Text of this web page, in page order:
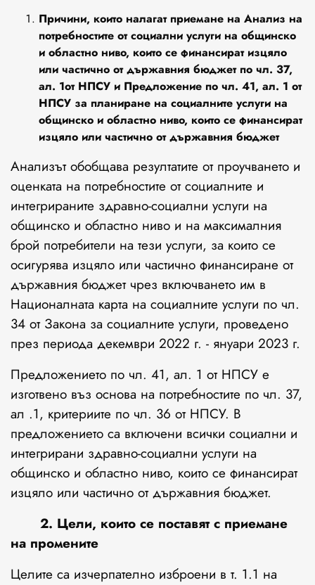
Причини, които налагат приемане на Анализ на
потребностите от социални услуги на общинско
и областно ниво, които се финансират изцяло
или частично от държавния бюджет по чл. 37,
ал. 1от НПСУ и Предложение по чл. 41, ал. 1 от
НПСУ за планиране на социалните услуги на
общинско и областно ниво, които се финансират
изцяло или частично от държавния бюджет
Анализът обобщава резултатите от проучването и
оценката на потребностите от социалните и
интегрираните здравно-социални услуги на
общинско и областно ниво и на максималния
брой потребители на тези услуги, за които се
осигурява изцяло или частично финансиране от
държавния бюджет чрез включването им в
Националната карта на социалните услуги по чл.
34 от Закона за социалните услуги, проведено
през периода декември 2022 г. - януари 2023 г.
Предложението по чл. 41, ал. 1 от НПСУ е
изготвено въз основа на потребностите по чл. 37,
ал .1, критериите по чл. 36 от НПСУ. В
предложението са включени всички социални и
интегрирани здравно-социални услуги на
общинско и областно ниво, които се финансират
изцяло или частично от държавния бюджет.
2. Цели, които се поставят с приемане
на промените
Целите са изчерпателно изброени в т. 1.1 на